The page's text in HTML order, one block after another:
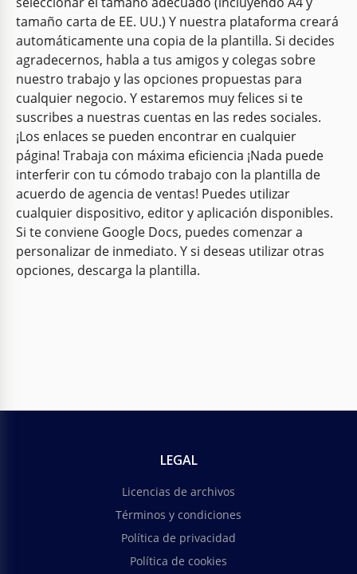
tamaño carta de EE. UU.) Y nuestra plataforma creará
automáticamente una copia de la plantilla. Si decides
agradecernos, habla a tus amigos y colegas sobre
nuestro trabajo y las opciones propuestas para
cualquier negocio. Y estaremos muy felices si te
suscribes a nuestras cuentas en las redes sociales.
¡Los enlaces se pueden encontrar en cualquier
página! Trabaja con máxima eficiencia ¡Nada puede
interferir con tu cómodo trabajo con la plantilla de
acuerdo de agencia de ventas! Puedes utilizar
cualquier dispositivo, editor y aplicación disponibles.
Si te conviene Google Docs, puedes comenzar a
personalizar de inmediato. Y si deseas utilizar otras
opciones, descarga la plantilla.
LEGAL
Licencias de archivos
Términos y condiciones
Política de privacidad
Política de cookies